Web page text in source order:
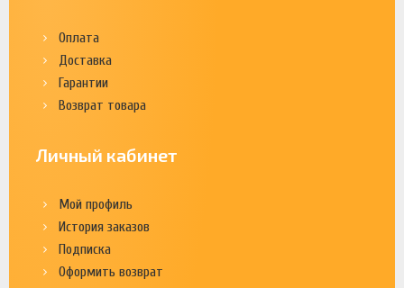
Оплата
Доставка
Гарантии
Возврат товара
Личный кабинет
Мой профиль
История заказов
Подписка
Оформить возврат